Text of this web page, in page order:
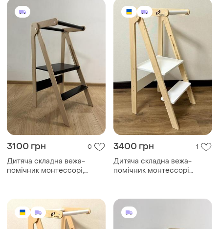
3100 грн 0
Дитяча складна вежа-
помічник монтессорі,
3400 грн 1
Дитяча складна вежа-
помічник монтессорі